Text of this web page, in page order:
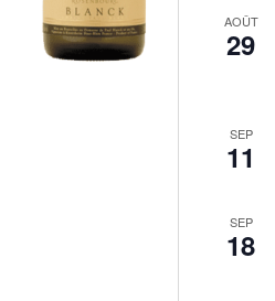
AOÛT
29
SEP
11
SEP
18